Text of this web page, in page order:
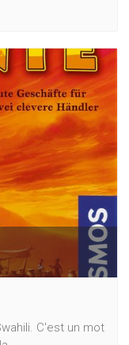
C'est un mot